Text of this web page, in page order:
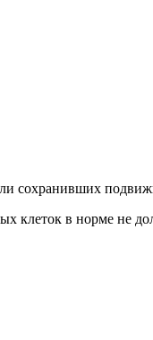
сохранивших
клеток в норме не